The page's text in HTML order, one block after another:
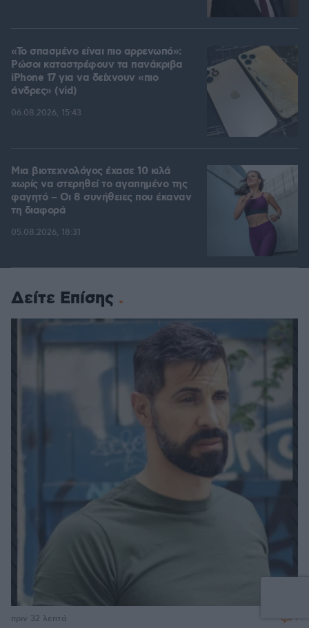
«Το σπασμένο είναι πιο αρρενωπό»:
Ρώσοι καταστρέφουν τα πανάκριβα
iPhone 17 για να δείχνουν «πιο
άνδρες» (vid)
06.08.2026, 15:43
Μια βιοτεχνολόγος έχασε 10 κιλά
χωρίς να στερηθεί το αγαπημένο της
φαγητό – Οι 8 συνήθειες που έκαναν
τη διαφορά
05.08.2026, 18:31
Δείτε Επίσης
πριν 32 λεπτά 1